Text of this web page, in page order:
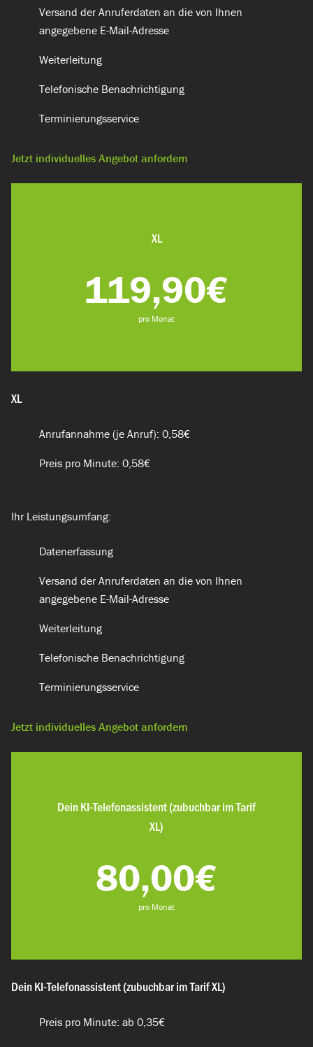
Versand der Anruferdaten an die von Ihnen
angegebene E-Mail-Adresse
Weiterleitung
Telefonische Benachrichtigung
Terminierungsservice​
Jetzt individuelles Angebot anfordern
XL
119,90€
pro Monat
XL
Anrufannahme (je Anruf): 0,58€
Preis pro Minute: 0,58€
Ihr Leistungsumfang:
Datenerfassung
Versand der Anruferdaten an die von Ihnen
angegebene E-Mail-Adresse
Weiterleitung
Telefonische Benachrichtigung
Terminierungsservice​
Jetzt individuelles Angebot anfordern
Dein KI-Telefonassistent (zubuchbar im Tarif
XL)
80,00€
pro Monat
Dein KI-Telefonassistent (zubuchbar im Tarif XL)
Preis pro Minute: ab 0,35€